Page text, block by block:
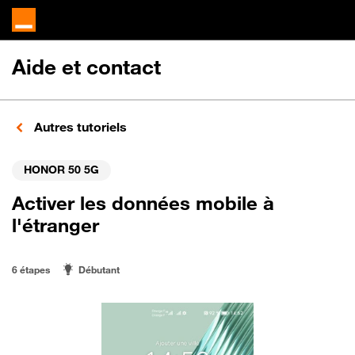
Aide et contact
Autres tutoriels
HONOR 50 5G
Activer les données mobile à
l'étranger
6 étapes Débutant